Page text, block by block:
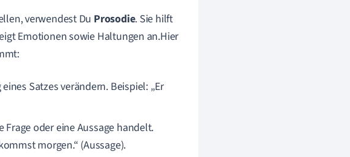
verwendest Du Prosodie. Sie hilft
Emotionen sowie Haltungen an.Hier
Satzes verändern. Beispiel: „Er
oder eine Aussage handelt.
morgen.“ (Aussage).